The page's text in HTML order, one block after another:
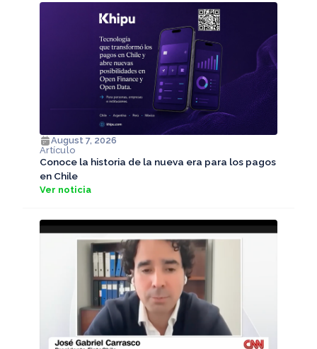
August 7, 2026
Artículo
Conoce la historia de la nueva era para los pagos
en Chile
Ver noticia